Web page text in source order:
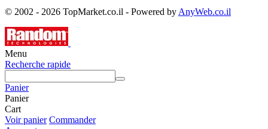
© 2002 - 2026 TopMarket.co.il - Powered by AnyWeb.co.il
Menu
Recherche rapide
Panier
Panier
Cart
Voir panier Commander